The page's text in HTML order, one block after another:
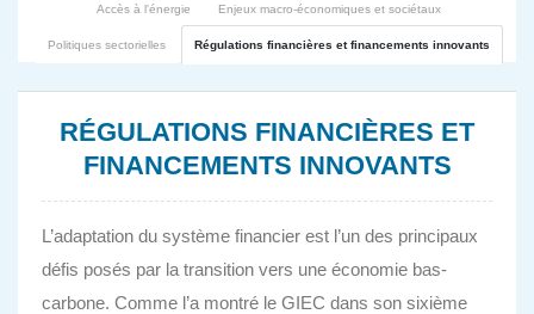
Accès à l'énergie Enjeux macro-économiques et sociétaux
Politiques sectorielles Régulations financières et financements innovants
RÉGULATIONS FINANCIÈRES ET
FINANCEMENTS INNOVANTS
L’adaptation du système financier est l’un des principaux
défis posés par la transition vers une économie bas-
carbone. Comme l’a montré le GIEC dans son sixième